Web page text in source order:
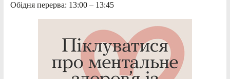
Обідня перерва: 13:00 – 13:45